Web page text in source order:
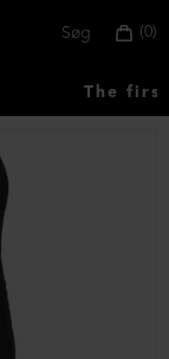
0
Søg
The first